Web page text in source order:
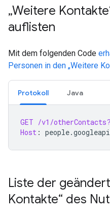
„Weitere
auflisten
Mit dem folgenden Code
Personen in den „Weitere
Protokoll Java
GET /v1/
Host :
Liste der
Kontakte“ des